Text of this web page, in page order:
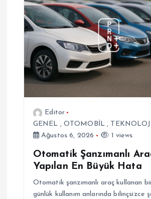
n
m
e
s
Editor
GENEL , OTOMOBİL ,
Ağustos 6, 2026
1 views
Otomatik Şanzımanlı
Yapılan En Büyük Hata
Otomatik şanzımanlı araç kullanan
günlük kullanım anlarında bilinçsizce